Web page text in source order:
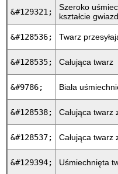
&#129321;
Szeroko
kształcie gwiazd
&#128536; Twarz
&#128535; Całująca twarz
&#9786; Biała
&#128538; Całująca twarz
&#128537; Całująca twarz
&#129394; Uśmiechnięta